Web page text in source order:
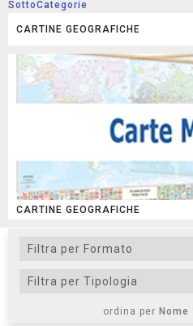
SottoCategorie
CARTINE GEOGRAFICHE
ordina per Nome